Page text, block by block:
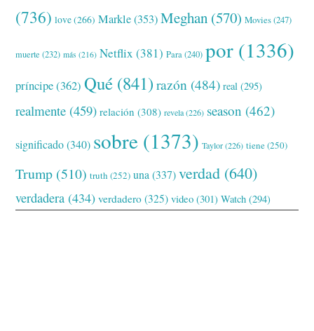
(736) love(266) Markle(353) Meghan (570) Movies(247)
muerte (232) más (216) Netflix (381) Para(240) por (1336)
príncipe(362) Qué (841) razón (484) real (295)
realmente (459) relación (308) revela(226) season (462)
significado(340) sobre (1373) Taylor(226) tiene(250)
Trump (510) truth (252) una(337) verdad (640)
verdadera (434) verdadero (325) video (301) Watch (294)